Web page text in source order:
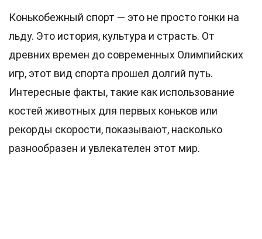
Конькобежный спорт — это не просто гонки на
льду. Это история, культура и страсть. От
древних времен до современных Олимпийских
игр, этот вид спорта прошел долгий путь.
Интересные факты, такие как использование
костей животных для первых коньков или
рекорды скорости, показывают, насколько
разнообразен и увлекателен этот мир.